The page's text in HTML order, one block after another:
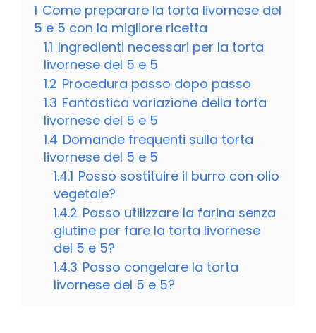
1 Come preparare la torta livornese del
5 e 5 con la migliore ricetta
1.1 Ingredienti necessari per la torta
livornese del 5 e 5
1.2 Procedura passo dopo passo
1.3 Fantastica variazione della torta
livornese del 5 e 5
1.4 Domande frequenti sulla torta
livornese del 5 e 5
1.4.1 Posso sostituire il burro con olio
vegetale?
1.4.2 Posso utilizzare la farina senza
glutine per fare la torta livornese
del 5 e 5?
1.4.3 Posso congelare la torta
livornese del 5 e 5?